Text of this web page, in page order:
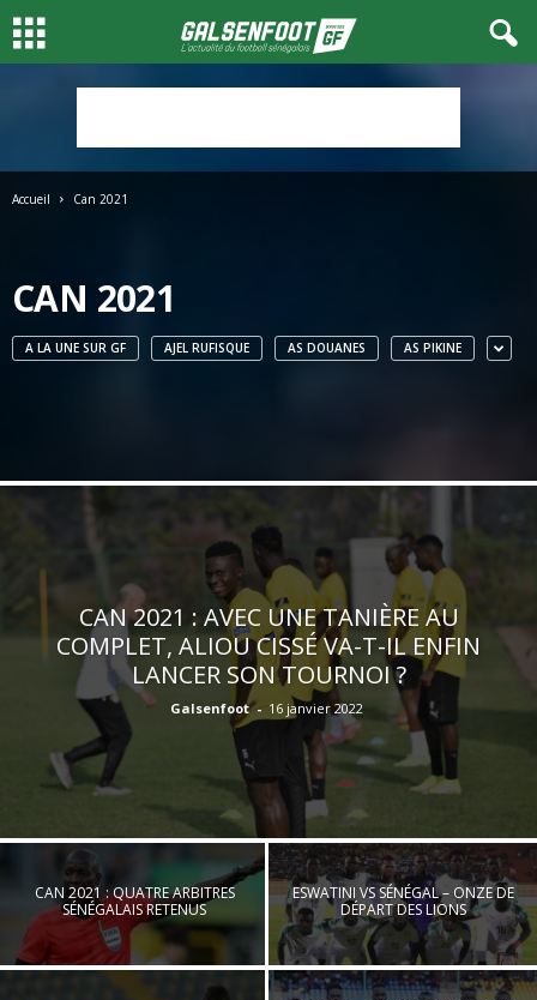
Accueil Can 2021
CAN 2021
A LA UNE SUR GF AJEL RUFISQUE AS DOUANES AS PIKINE
CAN 2021 : AVEC UNE TANIÈRE AU
COMPLET, ALIOU CISSÉ VA-T-IL ENFIN
LANCER SON TOURNOI ?
Galsenfoot - 16 janvier 2022
CAN 2021 : QUATRE ARBITRES
SÉNÉGALAIS RETENUS
ESWATINI VS SÉNÉGAL – ONZE DE
DÉPART DES LIONS